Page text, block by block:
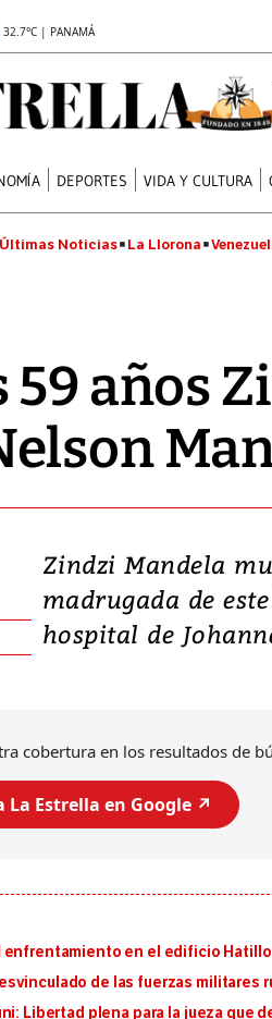
32.7°C | PANAMÁ
DEPORTES VIDA Y CULTURA
Últimas Noticias La Llorona
59 años
Zindzi Mandela
madrugada de
hospital de
cobertura en los resultados de
La Estrella en Google ↗️
enfrentamiento en el edificio Hatillo
de las fuerzas militares
Libertad plena para la jueza que
Video:
promesas
Entre recuerdos
referencias
presidente de
da Silva,